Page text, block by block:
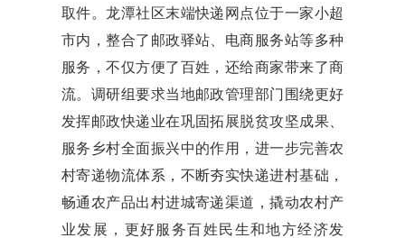
取件。龙潭社区末端快递网点位于一家小超
市内，整合了邮政驿站、电商服务站等多种
服务，不仅方便了百姓，还给商家带来了商
流。调研组要求当地邮政管理部门围绕更好
发挥邮政快递业在巩固拓展脱贫攻坚成果、
服务乡村全面振兴中的作用，进一步完善农
村寄递物流体系，不断夯实快递进村基础，
畅通农产品出村进城寄递渠道，撬动农村产
业发展，更好服务百姓民生和地方经济发